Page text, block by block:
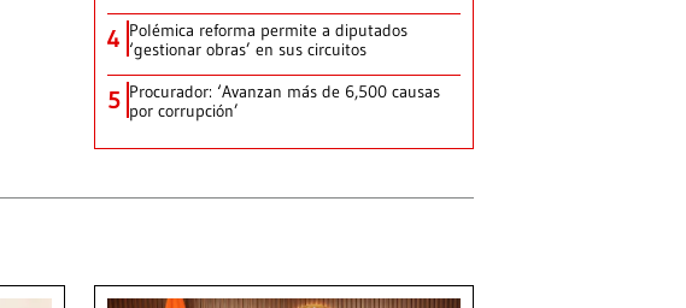
4 Polémica reforma permite a diputados
‘gestionar obras’ en sus circuitos
5 Procurador: ‘Avanzan más de 6,500 causas
por corrupción’